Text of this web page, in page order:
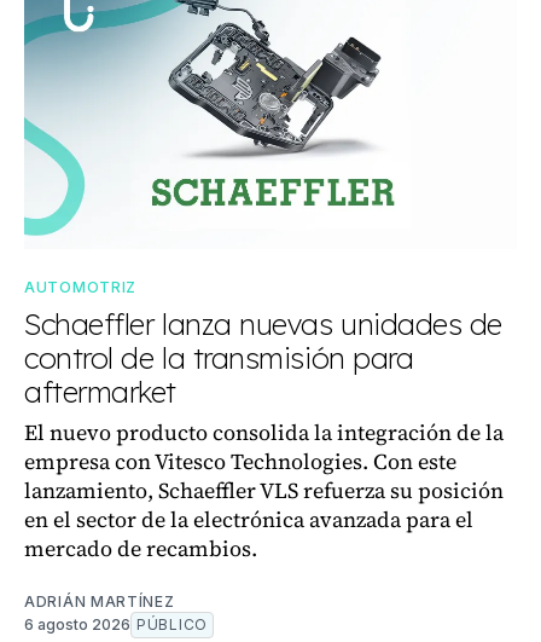
AUTOMOTRIZ
Schaeffler lanza nuevas unidades de
control de la transmisión para
aftermarket
El nuevo producto consolida la integración de la
empresa con Vitesco Technologies. Con este
lanzamiento, Schaeffler VLS refuerza su posición
en el sector de la electrónica avanzada para el
mercado de recambios.
ADRIÁN MARTÍNEZ
6 agosto 2026 PÚBLICO